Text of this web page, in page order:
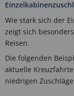
Wie stark sich der
zeigt sich
Reisen.
Die folgenden
aktuelle
niedrigen